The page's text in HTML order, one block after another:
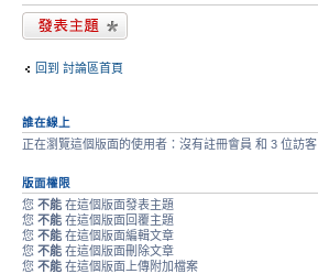
發表新主題
回到 討論區首頁
誰在線上
正在瀏覽這個版面的使用者：沒有註冊會員 和 3 位訪客
版面權限
您 不能 在這個版面發表主題
您 不能 在這個版面回覆主題
您 不能 在這個版面編輯文章
您 不能 在這個版面刪除文章
您 不能 在這個版面上傳附加檔案